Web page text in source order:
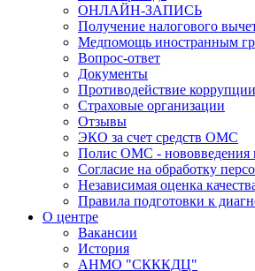
ОНЛАЙН-ЗАПИСЬ
Получение налогового
Медпомощь иностранным
Вопрос-ответ
Документы
Противодействие коррупции
Страховые организации
Отзывы
ЭКО за счет средств ОМС
Полис ОМС - нововведения
Согласие на обработку
Независимая оценка
Правила подготовки к
О центре
Вакансии
История
АНМО "СКККДЦ"